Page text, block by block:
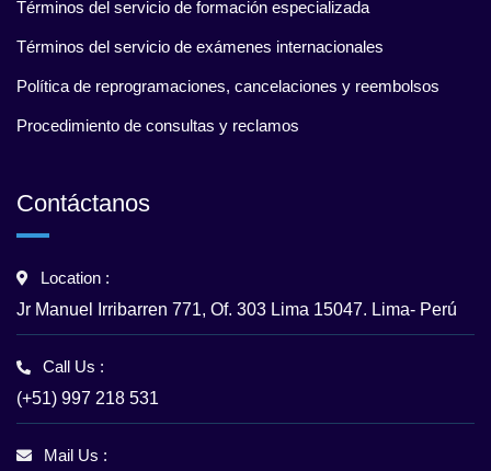
Términos del servicio de formación especializada
Términos del servicio de exámenes internacionales
Política de reprogramaciones, cancelaciones y reembolsos
Procedimiento de consultas y reclamos
Contáctanos
Location :
Jr Manuel Irribarren 771, Of. 303 Lima 15047. Lima- Perú
Call Us :
(+51) 997 218 531
Mail Us :